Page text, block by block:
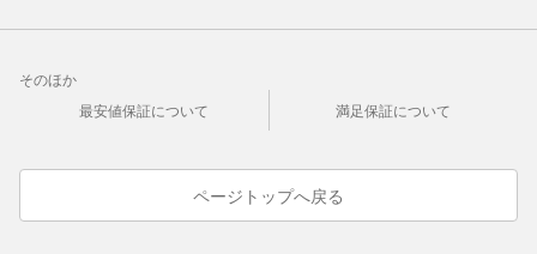
そのほか
最安値保証について
満足保証について
ページトップへ戻る